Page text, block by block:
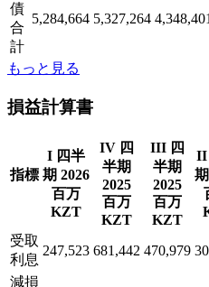
債
合
計
5,284,664 5,327,264 4,348,401
もっと見る
損益計算書
指標
I 四半
期 2026
百万
KZT
IV 四
半期
2025
百万
KZT
III 四
半期
2025
百万
KZT
II
受取
利息
247,523 681,442 470,979
減損